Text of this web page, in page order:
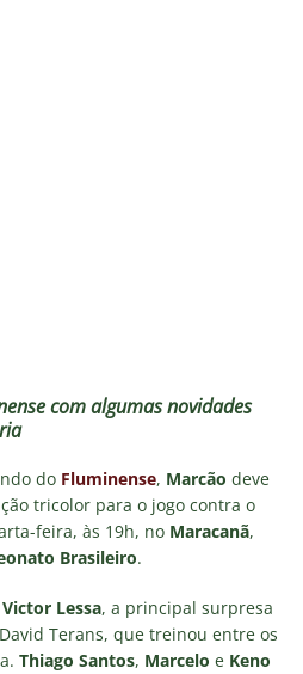
com algumas novidades
do Fluminense, Marcão deve
tricolor para o jogo contra o
feira, às 19h, no Maracanã,
Brasileiro.
Victor Lessa, a principal surpresa
Terans, que treinou entre os
Thiago Santos, Marcelo e Keno